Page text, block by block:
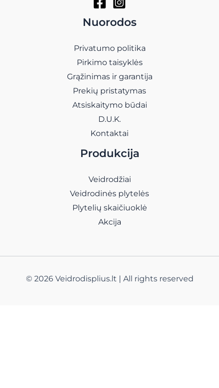
Nuorodos
Privatumo politika
Pirkimo taisyklės
Grąžinimas ir garantija
Prekių pristatymas
Atsiskaitymo būdai
D.U.K.
Kontaktai
Produkcija
Veidrodžiai
Veidrodinės plytelės
Plytelių skaičiuoklė
Akcija
© 2026 Veidrodisplius.lt | All rights reserved